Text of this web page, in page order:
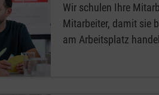
Wir schulen Ihre
Mitarbeiter, damit sie
am Arbeitsplatz